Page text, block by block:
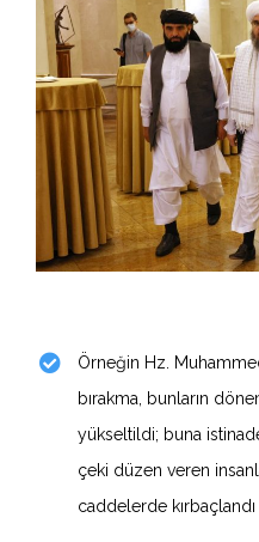
Örneğin Hz.
bırakma, bunların
yükseltildi; buna
çeki düzen veren
caddelerde